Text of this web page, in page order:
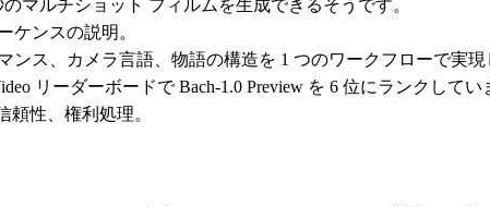
マルチショット フィルムを生成できるそうです。
ケンスの説明。
ス、カメラ言語、物語の構造を 1 つのワークフローで実現
リーダーボードで Bach-1.0 Preview を 6 位にランクしてい
性、権利処理。